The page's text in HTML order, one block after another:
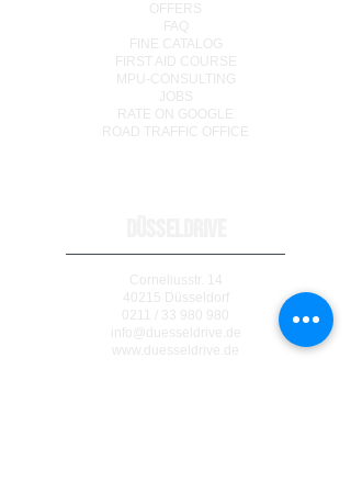
OFFERS
FAQ
FINE CATALOG
FIRST AID COURSE
MPU-CONSULTING
JOBS
RATE ON GOOGLE
ROAD TRAFFIC OFFICE
Corneliusstr. 14
40215 Düsseldorf
0211 / 33 980 980
info@duesseldrive.de
www.duesseldrive.de